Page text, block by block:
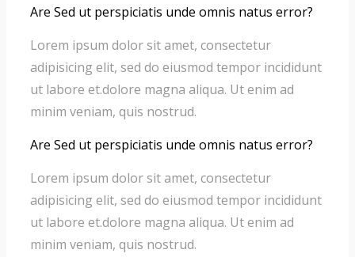
Are Sed ut perspiciatis unde omnis natus error?
Lorem ipsum dolor sit amet, consectetur
adipisicing elit, sed do eiusmod tempor incididunt
ut labore et.dolore magna aliqua. Ut enim ad
minim veniam, quis nostrud.
Are Sed ut perspiciatis unde omnis natus error?
Lorem ipsum dolor sit amet, consectetur
adipisicing elit, sed do eiusmod tempor incididunt
ut labore et.dolore magna aliqua. Ut enim ad
minim veniam, quis nostrud.